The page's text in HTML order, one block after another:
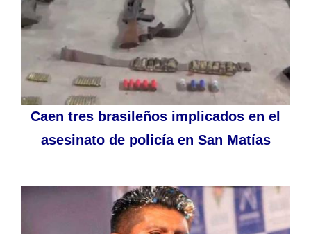
Caen tres brasileños implicados en el
asesinato de policía en San Matías